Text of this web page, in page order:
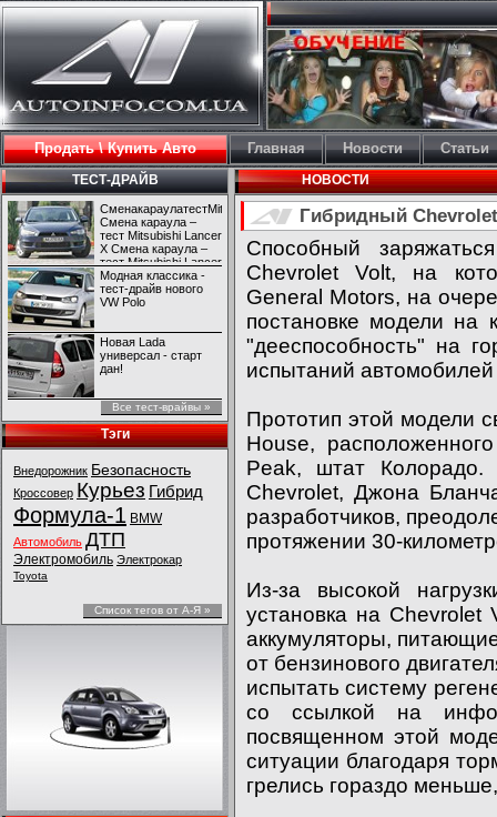
Продать \ Купить Авто Главная Новости Статьи
ТЕСТ-ДРАЙВ
СменакараулатестMitsubishiLancerX
Смена караула –
тест Mitsubishi Lancer
X Смена караула –
тест Mitsubishi Lancer
X
Модная классика -
тест-драйв нового
VW Polo
Новая Lada
универсал - старт
дан!
Все тест-врайвы »
Тэги
Внедорожник Безопасность
Кроссовер Курьез Гибрид
Формула-1 BMW
Автомобиль ДТП
Электромобиль Электрокар
Toyota
Список тегов от А-Я »
НОВОСТИ
Гибридный
Способный
Chevrolet Volt, на
General Motors, на
постановке модели на
"дееспособность" на
испытаний
Прототип этой модели
House,
Peak, штат
Chevrolet, Джона
разработчиков,
протяжении 30-
Из-за высокой
установка на Chevrolet
аккумуляторы,
от бензинового
испытать систему
со ссылкой на
посвященном этой
ситуации благодаря
грелись гораздо